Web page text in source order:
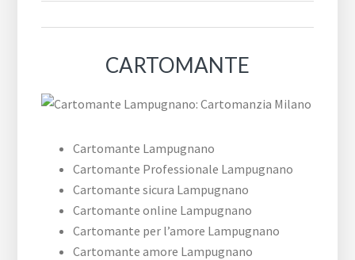
CARTOMANTE
Cartomante Lampugnano
Cartomante Professionale Lampugnano
Cartomante sicura Lampugnano
Cartomante online Lampugnano
Cartomante per l’amore Lampugnano
Cartomante amore Lampugnano